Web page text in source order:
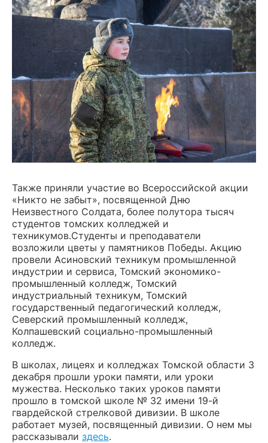
Также приняли участие во Всероссийской акции
«Никто не забыт», посвященной Дню
Неизвестного Солдата, более полутора тысяч
студентов томских колледжей и
техникумов.Студенты и преподаватели
возложили цветы у памятников Победы. Акцию
провели Асиновский техникум промышленной
индустрии и сервиса, Томский экономико-
промышленный колледж, Томский
индустриальный техникум, Томский
государственный педагогический колледж,
Северский промышленный колледж,
Колпашевский социально-промышленный
колледж.
В школах, лицеях и колледжах Томской области 3
декабря прошли уроки памяти, или уроки
мужества. Несколько таких уроков памяти
прошло в томской школе № 32 имени 19-й
гвардейской стрелковой дивизии. В школе
работает музей, посвященный дивизии. О нем мы
рассказывали здесь.